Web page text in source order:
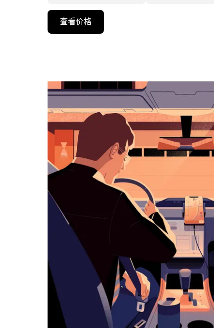
向
可
览
历
选
择
期。
关
闭
历。
查看价格